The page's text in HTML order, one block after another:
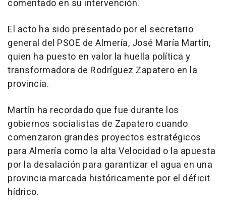
comentado en su intervención.
El acto ha sido presentado por el secretario
general del PSOE de Almería, José María Martín,
quien ha puesto en valor la huella política y
transformadora de Rodríguez Zapatero en la
provincia.
Martín ha recordado que fue durante los
gobiernos socialistas de Zapatero cuando
comenzaron grandes proyectos estratégicos
para Almería como la alta Velocidad o la apuesta
por la desalación para garantizar el agua en una
provincia marcada históricamente por el déficit
hídrico.